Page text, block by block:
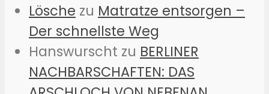
Lösche zu Matratze entsorgen –
Der schnellste Weg
Hanswurscht zu BERLINER
NACHBARSCHAFTEN: DAS